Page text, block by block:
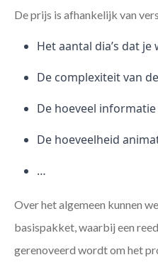
De prijs is afhankelijk van
Het aantal dia’s dat je
De complexiteit van
De hoeveel
De hoeveelheid
…
Over het algemeen kunnen
basispakket, waarbij een
gerenoveerd wordt om het